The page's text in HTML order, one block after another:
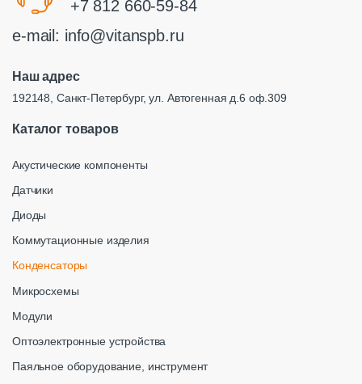
+7 812 660-59-84
e-mail: info@vitanspb.ru
Наш адрес
192148, Санкт-Петербург, ул. Автогенная д.6 оф.309
Каталог товаров
Акустические компоненты
Датчики
Диоды
Коммутационные изделия
Конденсаторы
Микросхемы
Модули
Оптоэлектронные устройства
Паяльное оборудование, инструмент